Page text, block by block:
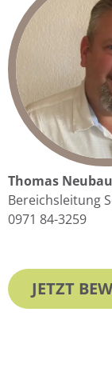
Thomas
Bereichsleitung
0971 84-3259
JETZT